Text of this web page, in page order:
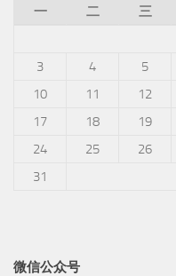
一
二 三
3
4 5
10
11 12
17
18 19
24
25 26
31
微信公众号